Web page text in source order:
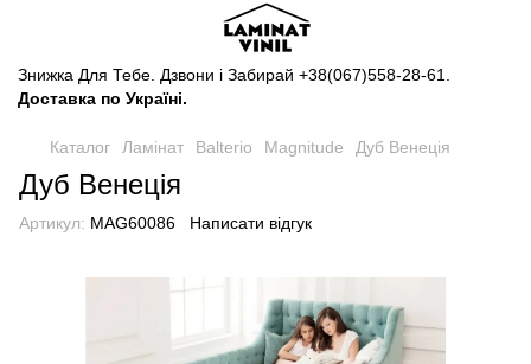
Знижка Для Тебе. Дзвони і Забирай +38(067)558-28-61
Доставка по Україні.
Каталог Ламінат Balterio Magnitude Дуб Венеція
Дуб Венеція
Артикул: MAG60086 Написати відгук